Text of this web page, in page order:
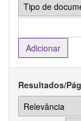
Resultados/